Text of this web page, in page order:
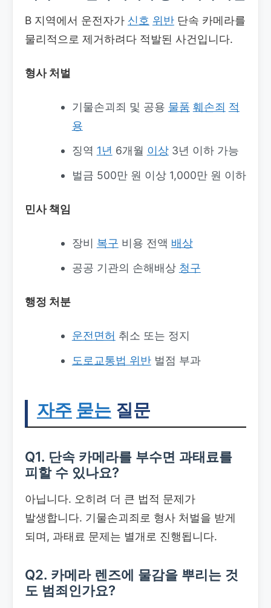
B 지역에서 운전자가 신호 위반 단속 카메라를
물리적으로 제거하려다 적발된 사건입니다.
형사 처벌
기물손괴죄 및 공용 물품 훼손죄 적
용
징역 1년 6개월 이상3년 이하 가능
벌금 500만 원 이상 1,000만 원 이하
민사 책임
장비 복구 비용 전액 배상
공공 기관의 손해배상 청구
행정 처분
운전면허 취소 또는 정지
도로교통법 위반벌점 부과
자주 묻는 질문
Q1. 단속 카메라를 부수면 과태료를
피할 수 있나요?
아닙니다. 오히려 더 큰 법적 문제가
발생합니다. 기물손괴죄로 형사 처벌을 받게
되며, 과태료 문제는 별개로 진행됩니다.
Q2. 카메라 렌즈에 물감을 뿌리는 것
도 범죄인가요?